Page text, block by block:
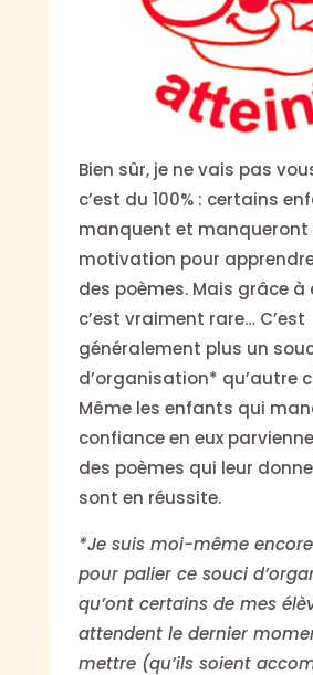
Bien sûr, je ne vais pas
c’est du 100% : certains
manquent et manqueront
motivation pour
des poèmes. Mais grâce à
c’est vraiment rare… C’est
généralement plus un
d’organisation* qu’autre
Même les enfants qui
confiance en eux
des poèmes qui leur
sont en réussite.
*Je suis moi-même
pour palier ce souci
qu’ont certains de mes
attendent le dernier
mettre (qu’ils soient